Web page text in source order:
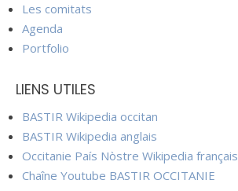
Les comitats
Agenda
Portfolio
LIENS UTILES
BASTIR Wikipedia occitan
BASTIR Wikipedia anglais
Occitanie País Nòstre Wikipedia français
Chaîne Youtube BASTIR OCCITANIE